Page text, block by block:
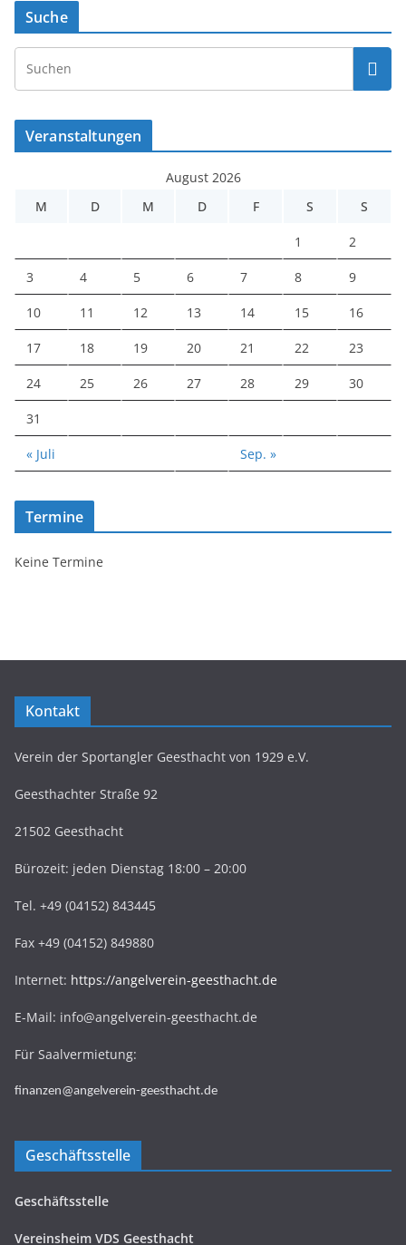
Suche
Veranstaltungen
August 2026
M
D M D F S S
1 2
3 4 5 6 7 8 9
10 11 12 13 14 15 16
17 18 19 20 21 22 23
24 25 26 27 28 29 30
31
« Juli Sep. »
Termine
Keine Termine
Kontakt
Verein der Sportangler Geesthacht von 1929 e.V.
Geesthachter Straße 92
21502 Geesthacht
Bürozeit: jeden Dienstag 18:00 – 20:00
Tel. +49 (04152) 843445
Fax +49 (04152) 849880
Internet: https://angelverein-geesthacht.de
E-Mail: info@angelverein-geesthacht.de
Für Saalvermietung:
finanzen@angelverein-geesthacht.de
Geschäftsstelle
Geschäftsstelle
Vereinsheim VDS Geesthacht